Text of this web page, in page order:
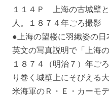
１１４Ｐ 上海の古城壁
人。１８７４年ごろ撮影
●上海の望楼に羽織姿の日
英文の写真説明で「上海
１８７４（明治７）年ご
り巻く城壁上にそびえる
米海軍のＲ・Ｅ・カーモ